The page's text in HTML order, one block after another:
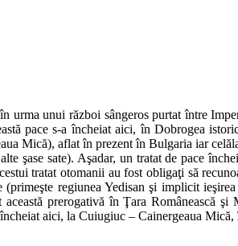
unui război sângeros purtat între
pace s-a încheiat aici, în Dobrogea
Mică), aflat în prezent în Bulgaria iar
şase sate). Aşadar, un tratat de pace
tratat otomanii au fost obligaţi să
regiunea Yedisan şi implicit
prerogativă în Ţara Românească
aici, la Cuiugiuc – Cainergeaua